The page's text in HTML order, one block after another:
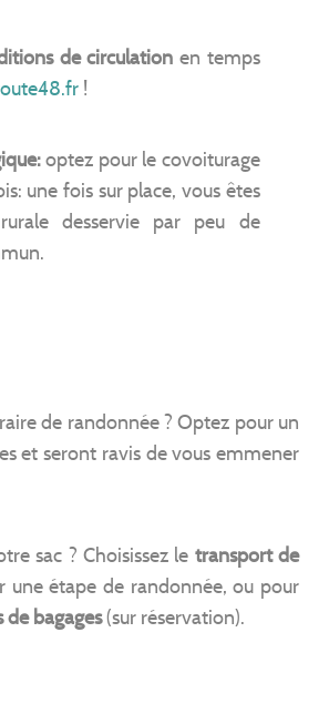
de circulation en temps
!
optez pour le covoiturage
une fois sur place, vous êtes
desservie par peu de
de randonnée ? Optez pour un
et seront ravis de vous emmener
sac ? Choisissez le transport de
étape de randonnée, ou pour
bagages(sur réservation).